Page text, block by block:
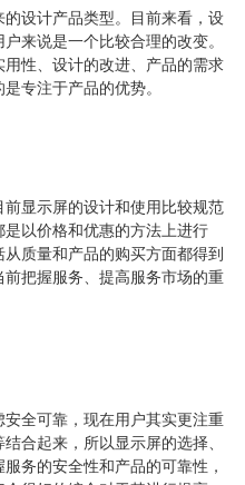
设计产品类型。目前来看，设
来说是一个比较合理的改变。
性、设计的改进、产品的需求
专注于产品的优势。
显示屏的设计和使用比较规范
以价格和优惠的方法上进行
质量和产品的购买方面都得到
把握服务、提高服务市场的重
全可靠，现在用户其实更注重
合起来，所以显示屏的选择、
务的安全性和产品的可靠性，